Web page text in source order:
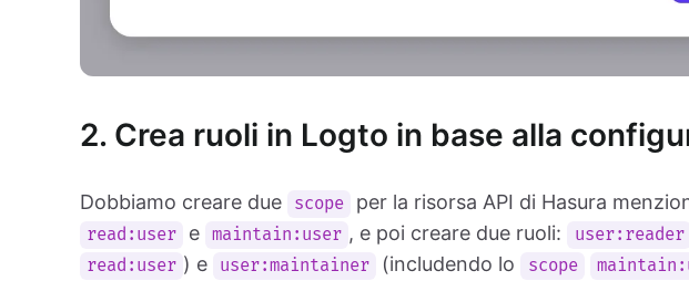
2. Crea ruoli in Logto in base alla
Dobbiamo creare due scope per la risorsa API di Hasura
read:user e maintain:user , e poi creare due ruoli: user:reader
read:user ) e user:maintainer (includendo lo scope